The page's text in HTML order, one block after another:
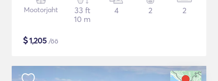
Mootorjaht
33 ft
10 m
4 2 2
$1,205 /öö